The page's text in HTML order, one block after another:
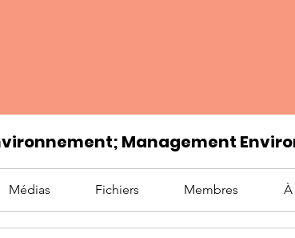
Management
Médias Fichiers Membres